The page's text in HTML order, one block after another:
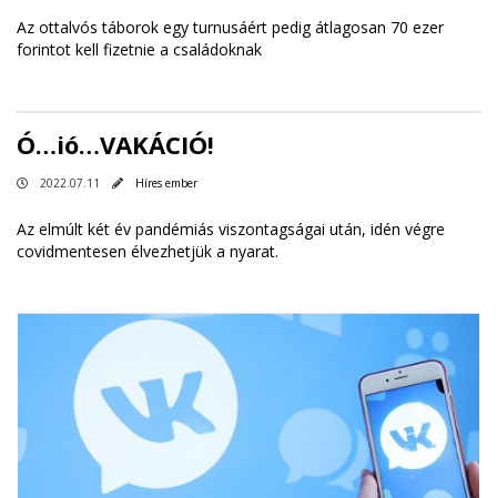
Az ottalvós táborok egy turnusáért pedig átlagosan 70 ezer
forintot kell fizetnie a családoknak
Ó…ió…VAKÁCIÓ!
2022.07.11 Híres ember
Az elmúlt két év pandémiás viszontagságai után, idén végre
covidmentesen élvezhetjük a nyarat.